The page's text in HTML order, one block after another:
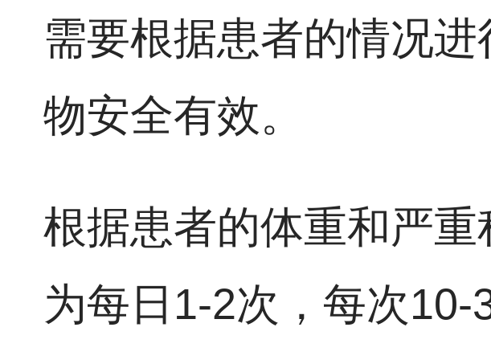
需要根据患者的情况
物安全有效。
根据患者的体重和严
为每日1-2次，每次